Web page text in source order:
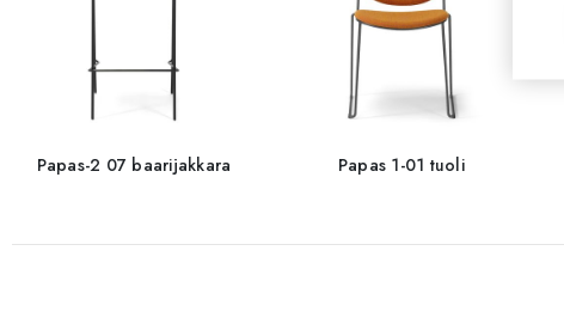
Papas-2 07 baarijakkara Papas 1-01 tuoli